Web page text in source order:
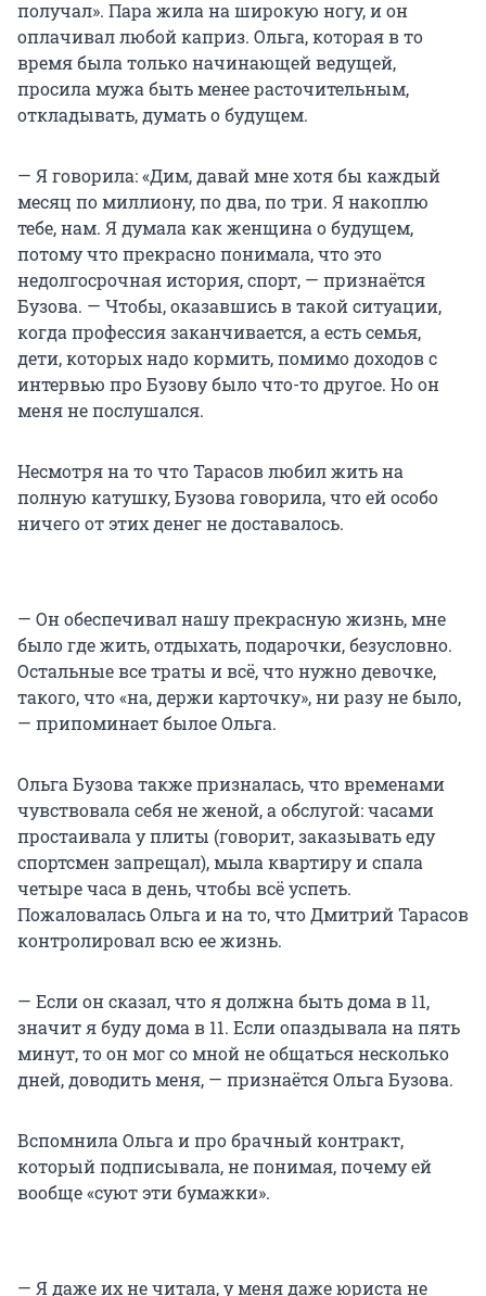
получал». Пара жила на широкую ногу, и он
оплачивал любой каприз. Ольга, которая в то
время была только начинающей ведущей,
просила мужа быть менее расточительным,
откладывать, думать о будущем.
— Я говорила: «Дим, давай мне хотя бы каждый
месяц по миллиону, по два, по три. Я накоплю
тебе, нам. Я думала как женщина о будущем,
потому что прекрасно понимала, что это
недолгосрочная история, спорт, — признаётся
Бузова. — Чтобы, оказавшись в такой ситуации,
когда профессия заканчивается, а есть семья,
дети, которых надо кормить, помимо доходов с
интервью про Бузову было что-то другое. Но он
меня не послушался.
Несмотря на то что Тарасов любил жить на
полную катушку, Бузова говорила, что ей особо
ничего от этих денег не доставалось.
— Он обеспечивал нашу прекрасную жизнь, мне
было где жить, отдыхать, подарочки, безусловно.
Остальные все траты и всё, что нужно девочке,
такого, что «на, держи карточку», ни разу не было,
— припоминает былое Ольга.
Ольга Бузова также призналась, что временами
чувствовала себя не женой, а обслугой: часами
простаивала у плиты (говорит, заказывать еду
спортсмен запрещал), мыла квартиру и спала
четыре часа в день, чтобы всё успеть.
Пожаловалась Ольга и на то, что Дмитрий Тарасов
контролировал всю ее жизнь.
— Если он сказал, что я должна быть дома в 11,
значит я буду дома в 11. Если опаздывала на пять
минут, то он мог со мной не общаться несколько
дней, доводить меня, — признаётся Ольга Бузова.
Вспомнила Ольга и про брачный контракт,
который подписывала, не понимая, почему ей
вообще «суют эти бумажки».
— Я даже их не читала, у меня даже юриста не